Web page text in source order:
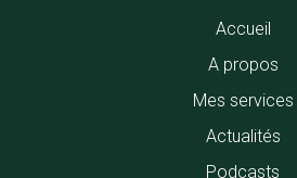
Accueil
A propos
Mes services
Actualités
Podcasts